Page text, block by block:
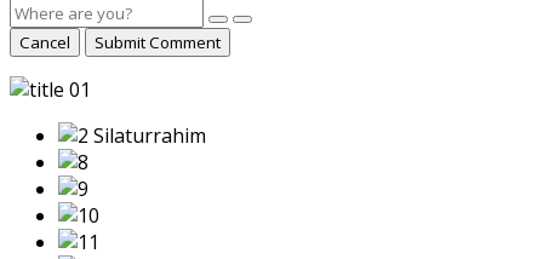
Cancel Submit Comment